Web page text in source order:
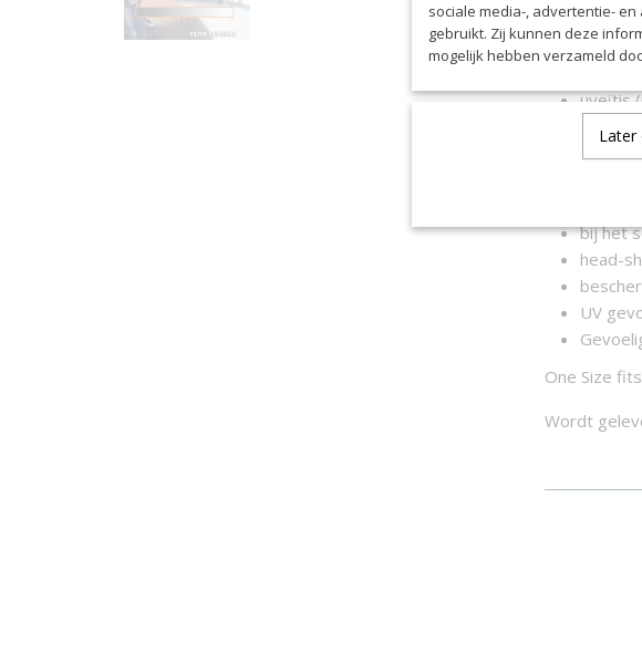
Deze bril is
uveïtis
staar
bij het
head-
UV
One Size
Wordt
sociale media-, advertentie-
gebruikt. Zij kunnen deze
mogelijk hebben verzameld
Later